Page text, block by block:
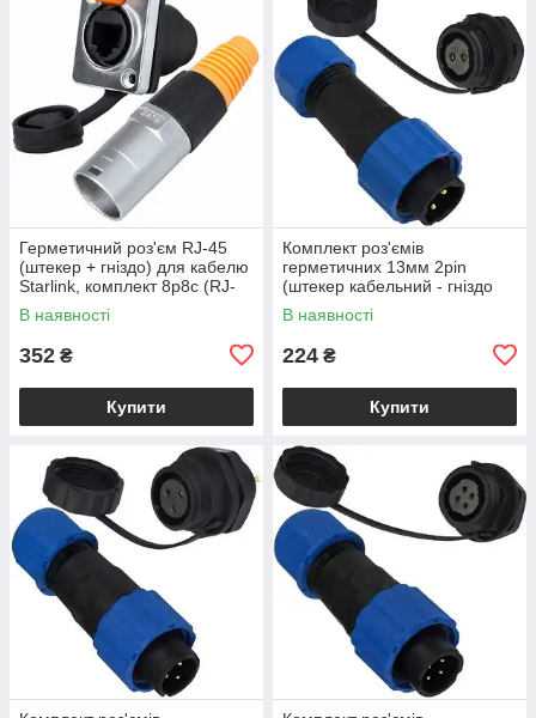
Герметичний роз'єм RJ-45
(штекер + гніздо) для кабелю
Starlink, комплект 8р8с (RJ-
45)
В наявності
352 ₴
Купити
Комплект роз'ємів
герметичних 13мм 2pin
(штекер кабельний - гніздо
монтажне)
В наявності
224 ₴
Купити